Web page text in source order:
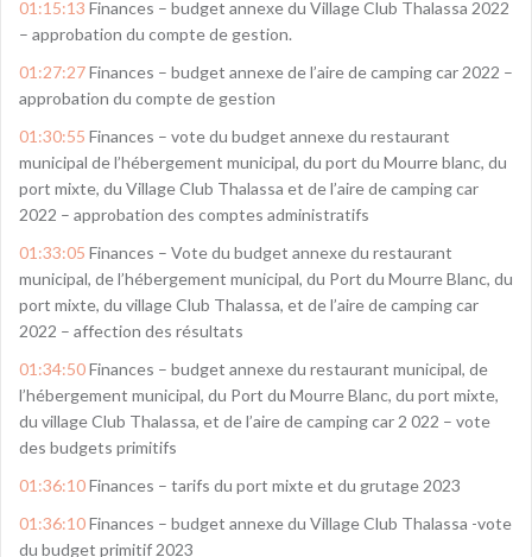
01:15:13 Finances – budget annexe du Village Club Thalassa 2022
– approbation du compte de gestion.
01:27:27Finances – budget annexe de l’aire de camping car 2022 –
approbation du compte de gestion
01:30:55 Finances – vote du budget annexe du restaurant
municipal de l’hébergement municipal, du port du Mourre blanc, du
port mixte, du Village Club Thalassa et de l’aire de camping car
2022 – approbation des comptes administratifs
01:33:05 Finances – Vote du budget annexe du restaurant
municipal, de l’hébergement municipal, du Port du Mourre Blanc, du
port mixte, du village Club Thalassa, et de l’aire de camping car
2022 – affection des résultats
01:34:50Finances – budget annexe du restaurant municipal, de
l’hébergement municipal, du Port du Mourre Blanc, du port mixte,
du village Club Thalassa, et de l’aire de camping car 2 022 – vote
des budgets primitifs
01:36:10Finances – tarifs du port mixte et du grutage 2023
01:36:10Finances – budget annexe du Village Club Thalassa -vote
du budget primitif 2023